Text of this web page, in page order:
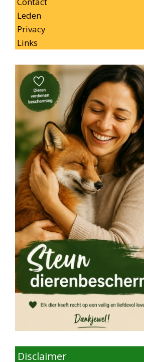
Leden
Privacy
Links
Disclaimer